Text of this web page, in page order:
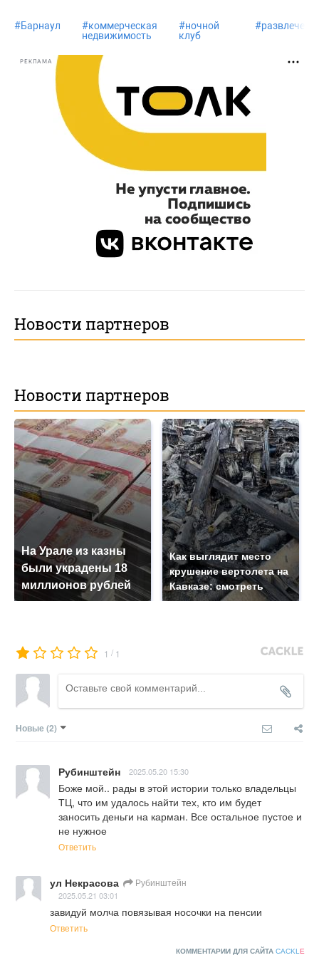
#Барнаул #коммерческая
недвижимость
#ночной
клуб
#
РЕКЛАМА
Новости партнеров
Новости партнеров
На Урале из казны
были украдены 18
миллионов рублей
Как выглядит место
крушение вертолета на
Кавказе: смотреть
1 / 1
Новые (2)
Рубинштейн 2025.05.20 15:30
Боже мой.. рады в этой истории только владельцы
ТЦ, что им удалось найти тех, кто им будет
заносить деньги на карман. Все остальное пустое и
не нужное
Ответить
ул Некрасова Рубинштейн
2025.05.21 03:01
завидуй молча повязывая носочки на пенсии
Ответить
КОММЕНТАРИИ ДЛЯ САЙТА CACKL E